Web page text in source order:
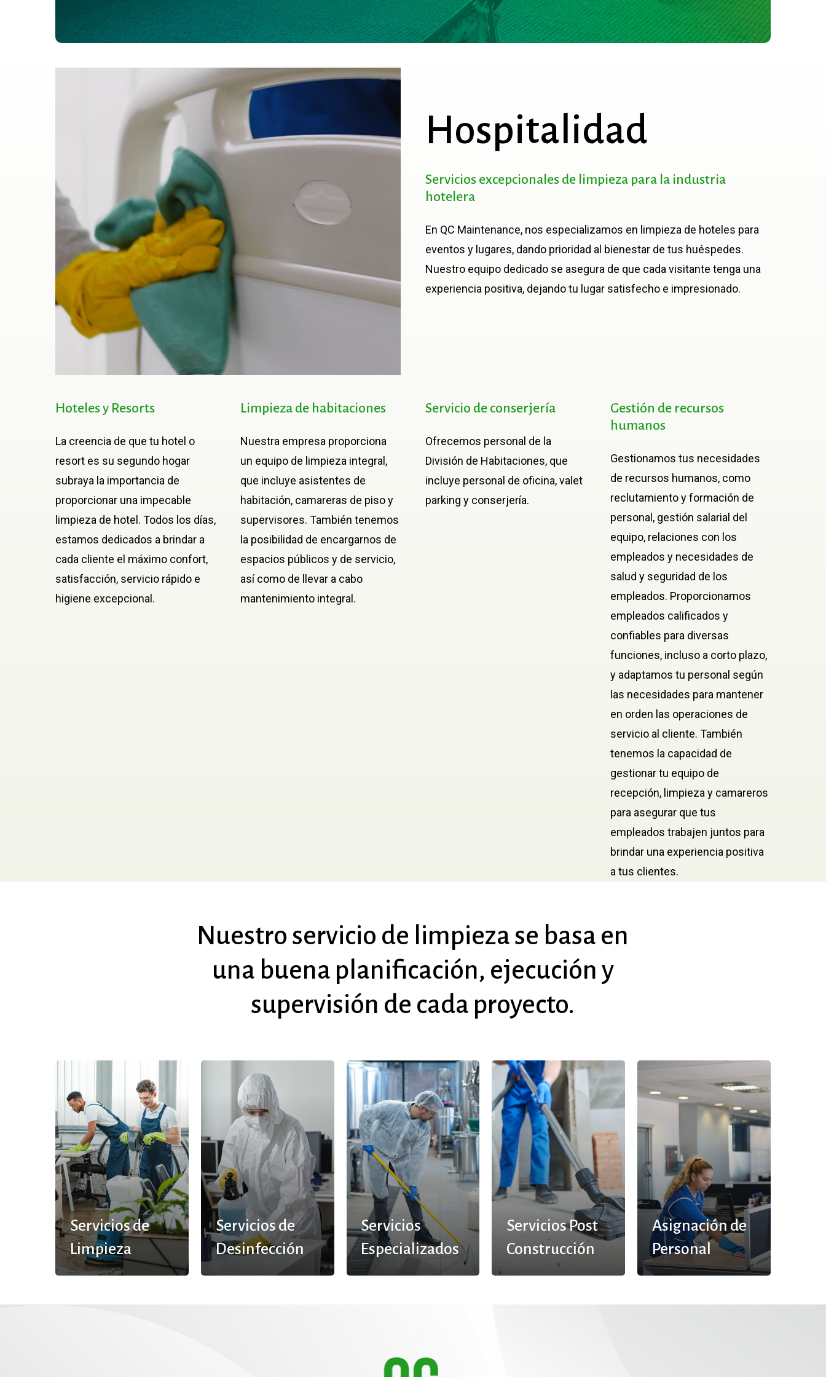
Hospitalidad
Servicios excepcionales de limpieza para la industria
hotelera
En QC Maintenance, nos especializamos en limpieza de hoteles para
eventos y lugares, dando prioridad al bienestar de tus huéspedes.
Nuestro equipo dedicado se asegura de que cada visitante tenga una
experiencia positiva, dejando tu lugar satisfecho e impresionado.
Hotelesy Resorts
La creencia de que tu hotel o
resort es su segundo hogar
subraya la importancia de
proporcionar una impecable
limpieza de hotel. Todos los días,
estamos dedicados a brindar a
cada cliente el máximo confort,
satisfacción, servicio rápido e
higiene excepcional.
Limpieza de habitaciones
Nuestra empresa proporciona
un equipo de limpieza integral,
que incluye asistentes de
habitación, camareras de piso y
supervisores. También tenemos
la posibilidad de encargarnos de
espacios públicos y de servicio,
así como de llevar a cabo
mantenimiento integral.
Servicio de conserjería
Ofrecemos personal de la
División de Habitaciones, que
incluye personal de oficina, valet
parking y conserjería.
Gestión de recursos
humanos
Gestionamos tus necesidades
de recursos humanos, como
reclutamiento y formación de
personal, gestión salarial del
equipo, relaciones con los
empleados y necesidades de
salud y seguridad de los
empleados. Proporcionamos
empleados calificados y
confiables para diversas
funciones, incluso a corto plazo,
y adaptamos tu personal según
las necesidades para mantener
en orden las operaciones de
servicio al cliente. También
tenemos la capacidad de
gestionar tu equipo de
recepción, limpieza y camareros
para asegurar que tus
empleados trabajen juntos para
brindar una experiencia positiva
a tus clientes.
Nuestro servicio de limpiezase basa en
una buena planificación, ejecución y
supervisión de cada proyecto.
Servicios de
Limpieza
Servicios de
Desinfección
Servicios
Especializados
Servicios Post
Construcción
Asignación de
Personal